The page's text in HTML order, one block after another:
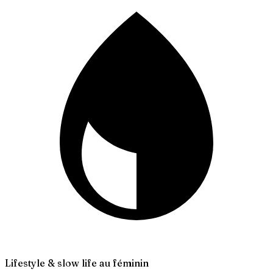
Lifestyle & slow life au féminin